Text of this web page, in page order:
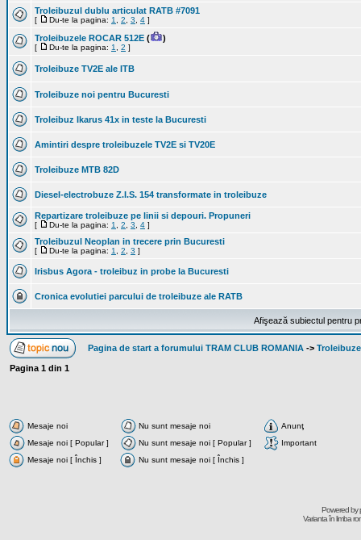
Troleibuzul dublu articulat RATB #7091
[ Du-te la pagina: 1 2 3 4 ]
Troleibuzele ROCAR 512E ( )
[ Du-te la pagina: 1 2 ]
Troleibuze TV2E ale ITB
Troleibuze noi pentru Bucuresti
Troleibuz Ikarus 41x in teste la Bucuresti
Amintiri despre troleibuzele TV2E si TV20E
Troleibuze MTB 82D
Diesel-electrobuze Z.I.S. 154 transformate in troleibuze
Repartizare troleibuze pe linii si depouri. Propuneri
[ Du-te la pagina: 1 2 3 4 ]
Troleibuzul Neoplan in trecere prin Bucuresti
[ Du-te la pagina: 1 2 3 ]
Irisbus Agora - troleibuz in probe la Bucuresti
Cronica evolutiei parcului de troleibuze ale RATB
Afişează subiectul pentru
Pagina de start a forumului TRAM CLUB ROMANIA ->
Pagina 1 din 1
Mesaje noi Nu sunt mesaje noi
Anunţ
Mesaje noi [ Popular ]
Nu sunt mesaje noi [ Popular ]
Important
Mesaje noi [ Închis ]
Nu sunt mesaje noi [ Închis ]
Powered by
Varianta în limba